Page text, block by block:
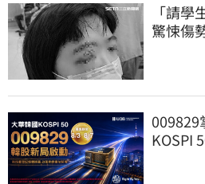
「請學
驚悚傷
009829
KOSPI